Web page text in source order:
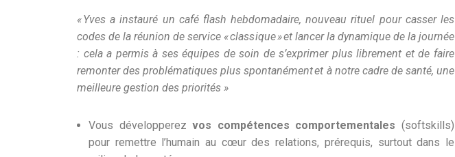
« Yves a instauré un café flash hebdomadaire, nouveau rituel pour casser les
codes de la réunion de service « classique » et lancer la dynamique de la journée
: cela a permis à ses équipes de soin de s’exprimer plus librement et de faire
remonter des problématiques plus spontanément et à notre cadre de santé, une
meilleure gestion des priorités »
Vous développerezvos compétences comportementales (softskills)
pour remettre l’humain au cœur des relations, prérequis, surtout dans le